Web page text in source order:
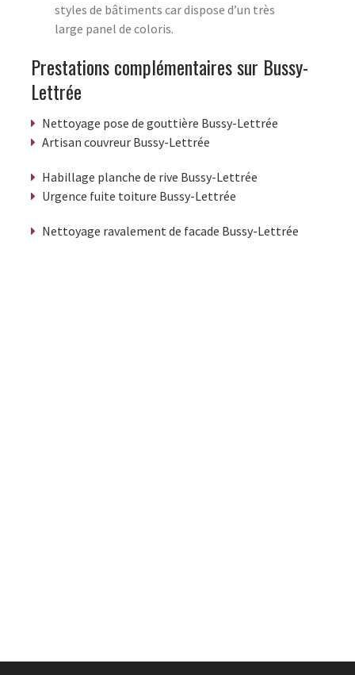
styles de bâtiments car dispose d’un très
large panel de coloris.
Prestations complémentaires sur Bussy-
Lettrée
Nettoyage pose de gouttière Bussy-Lettrée
Artisan couvreur Bussy-Lettrée
Habillage planche de rive Bussy-Lettrée
Urgence fuite toiture Bussy-Lettrée
Nettoyage ravalement de facade Bussy-Lettrée